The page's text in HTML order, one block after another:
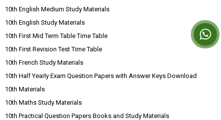
10th English Medium Study Materials
10th English Study Materials
10th First Mid Term Table Time Table
10th First Revision Test Time Table
10th French Study Materials
10th Half Yearly Exam Question Papers with Answer Keys Download
10th Materials
10th Maths Study Materials
10th Practical Question Papers Books and Study Materials